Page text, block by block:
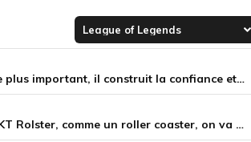
369 après la victoire de TES contre G2 : « Le premier match est toujours le plus important, il construit la confiance et le moral »
Peter après la victoire de KT contre MKOI : « C’est seulement le début de KT Rolster, comme un roller coaster, on va continuer à monter »